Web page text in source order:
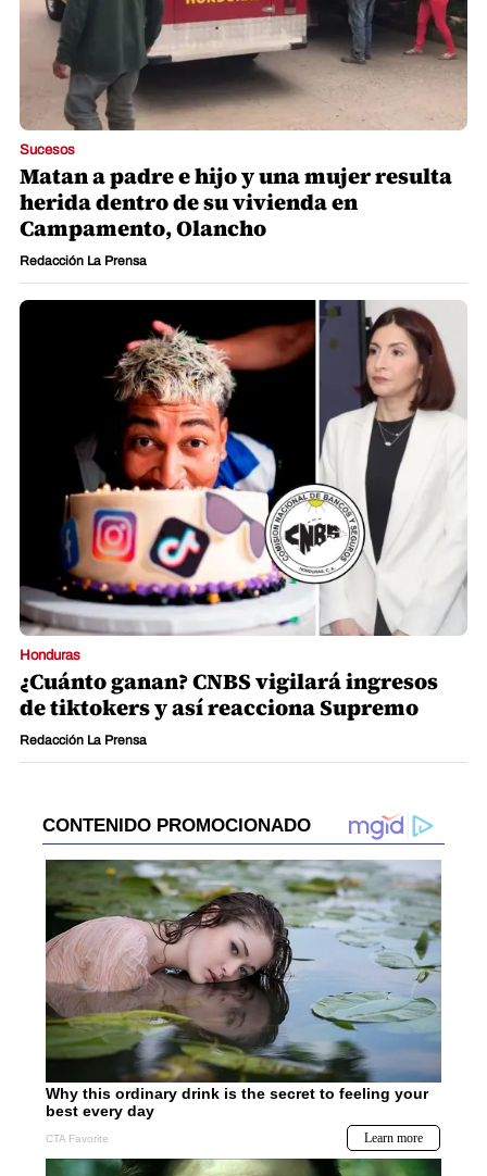
Sucesos
Matan a padre e hijo y una mujer resulta
herida dentro de su vivienda en
Campamento, Olancho
Redacción La Prensa
Honduras
¿Cuánto ganan? CNBS vigilará ingresos
de tiktokers y así reacciona Supremo
Redacción La Prensa